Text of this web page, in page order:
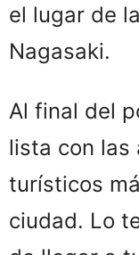
el lugar de
Nagasaki.
Al final del
lista con las
turísticos
ciudad. Lo